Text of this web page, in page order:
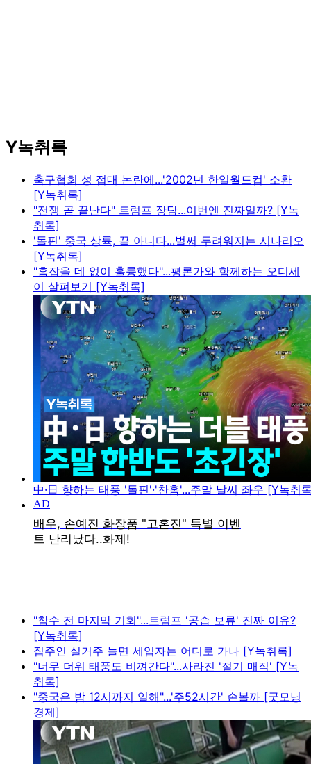
Y녹취록
축구협회 성 접대 논란에...'2002년 한일월드컵' 소환
[Y녹취록]
"전쟁 곧 끝난다" 트럼프 장담...이번엔 진짜일까? [Y녹
취록]
'돌핀' 중국 상륙, 끝 아니다...벌써 두려워지는 시나리오
[Y녹취록]
"흠잡을 데 없이 훌륭했다"...평론가와 함께하는 오디세
이 살펴보기 [Y녹취록]
中·日 향하는 태풍 '돌핀'·'찬홈'...주말 날씨 좌우 [Y녹취
"참수 전 마지막 기회"...트럼프 '공습 보류' 진짜 이유?
[Y녹취록]
집주인 실거주 늘면 세입자는 어디로 가나 [Y녹취록]
"너무 더워 태풍도 비껴간다"...사라진 '절기 매직' [Y녹
취록]
"중국은 밤 12시까지 일해"...'주52시간' 손볼까 [굿모닝
경제]